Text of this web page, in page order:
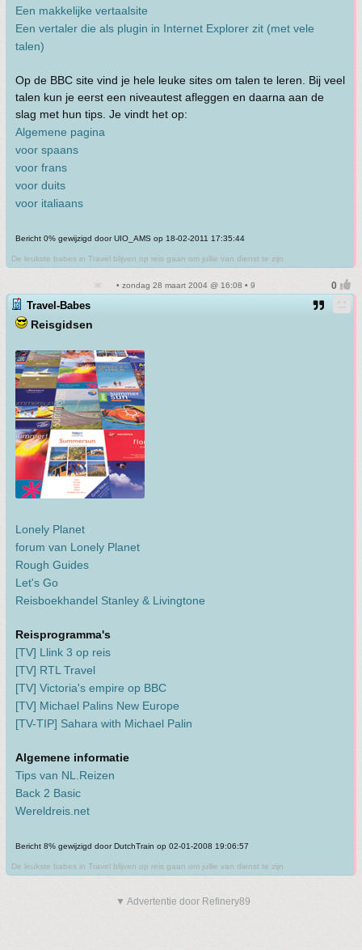
Een makkelijke vertaalsite
Een vertaler die als plugin in Internet Explorer zit (met vele
talen)
Op de BBC site vind je hele leuke sites om talen te leren. Bij veel
talen kun je eerst een niveautest afleggen en daarna aan de
slag met hun tips. Je vindt het op:
Algemene pagina
voor spaans
voor frans
voor duits
voor italiaans
Bericht 0% gewijzigd door UIO_AMS op 18-02-2011 17:35:44
De leukste babes in Travel blijven op reis gaan om jullie van dienst te zijn
• zondag 28 maart 2004 @ 16:08 • 9
Travel-Babes
Reisgidsen
Lonely Planet
forum van Lonely Planet
Rough Guides
Let's Go
Reisboekhandel Stanley & Livingtone
Reisprogramma's
[TV] Llink 3 op reis
[TV] RTL Travel
[TV] Victoria's empire op BBC
[TV] Michael Palins New Europe
[TV-TIP] Sahara with Michael Palin
Algemene informatie
Tips van NL.Reizen
Back 2 Basic
Wereldreis.net
Bericht 8% gewijzigd door DutchTrain op 02-01-2008 19:06:57
De leukste babes in Travel blijven op reis gaan om jullie van dienst te zijn
▼ Advertentie door Refinery89